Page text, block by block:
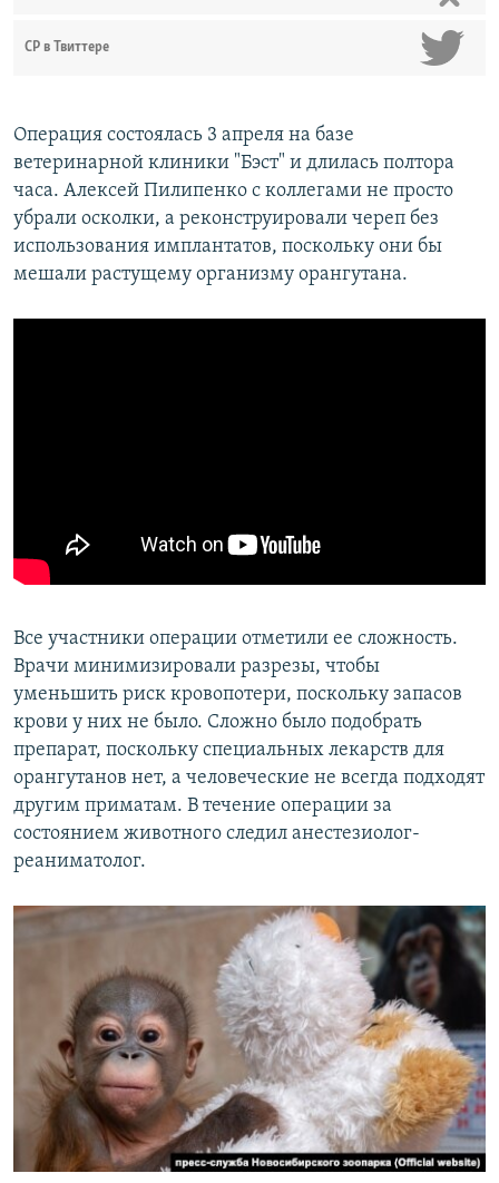
СР в Твиттере
Операция состоялась 3 апреля на базе
ветеринарной клиники "Бэст" и длилась полтора
часа. Алексей Пилипенко с коллегами не просто
убрали осколки, а реконструировали череп без
использования имплантатов, поскольку они бы
мешали растущему организму орангутана.
Все участники операции отметили ее сложность.
Врачи минимизировали разрезы, чтобы
уменьшить риск кровопотери, поскольку запасов
крови у них не было. Сложно было подобрать
препарат, поскольку специальных лекарств для
орангутанов нет, а человеческие не всегда подходят
другим приматам. В течение операции за
состоянием животного следил анестезиолог-
реаниматолог.